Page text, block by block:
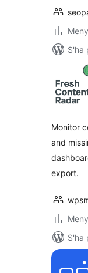
S'ha
Monitor
and
export.
S'ha